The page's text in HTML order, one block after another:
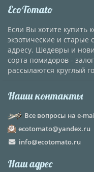
EcoTomato
Если Вы хотите купить
экзотические и старые
адресу. Шедевры и
сорта помидоров -
рассылаются круглый
Наши контакты
Все вопросы на e-
ecotomato@yandex.ru
info@ecotomato.ru
Наш адрес